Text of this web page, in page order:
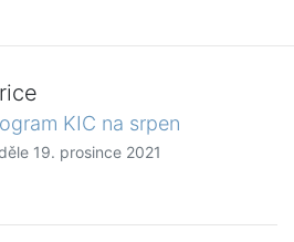
KIC na srpen
19. prosince 2021